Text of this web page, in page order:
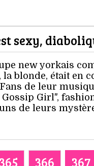
sexy,
new yorkais
blonde, était en
de leur
Gossip Girl",
de leurs
366 367